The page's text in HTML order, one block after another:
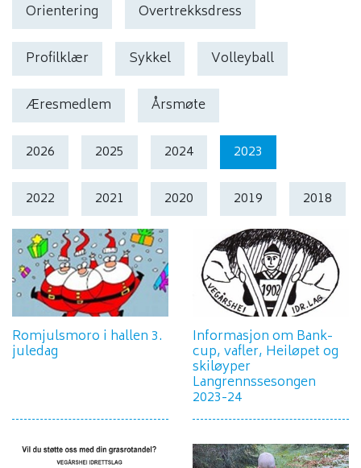
Orientering Overtrekksdress
Profilklær Sykkel Volleyball
Æresmedlem Årsmøte
2026 2025 2024 2023
2022 2021 2020 2019 2018
Romjulsmoro i hallen 3.
juledag
Informasjon om Bank-
cup, vafler, Heiløpet og
skiløyper
Langrennssesongen
2023-24